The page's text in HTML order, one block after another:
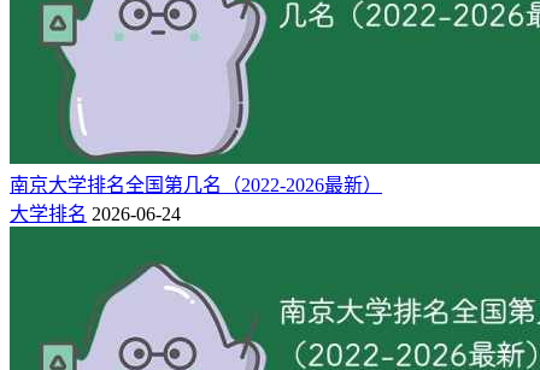
南京大学排名全国第几名（2022-2026最新）
大学排名 2026-06-24